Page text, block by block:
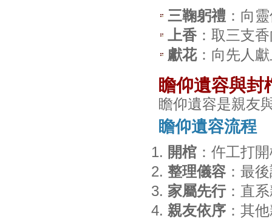
三鞠躬禮 ：向
上香 ：取三支
獻花：向先人
瞻仰遺容與封
瞻仰遺容是親友
瞻仰遺容流程
開棺 ：仵工打
整理儀容 ：最
家屬先行：直
親友依序 ：其